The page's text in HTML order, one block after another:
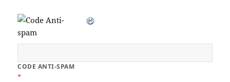
CODE ANTI-SPAM
*